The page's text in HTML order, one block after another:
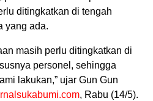
ditingkatkan di tengah
yang ada.
masih perlu ditingkatkan di
personel, sehingga
lakukan,” ujar Gun Gun
, Rabu (14/5).